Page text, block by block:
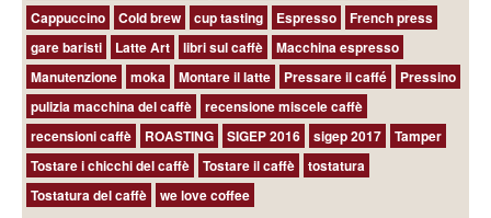
Cappuccino
Cold brew cup tasting Espresso
French press
gare baristi
Latte Art libri sul caffè
Macchina espresso
Manutenzione
moka Montare il latte Pressare il caffé
Pressino
pulizia macchina del caffè
recensione miscele caffè
recensioni caffè
ROASTING SIGEP 2016 sigep 2017
Tamper
Tostare i chicchi del caffè
Tostare il caffè
tostatura
Tostatura del caffè
we love coffee